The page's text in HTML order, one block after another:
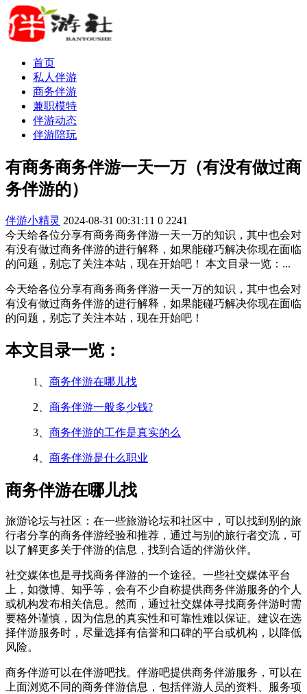
首页
私人伴游
商务伴游
兼职模特
伴游动态
伴游陪玩
有商务商务伴游一天一万（有没有做过商
务伴游的）
伴游小精灵 2024-08-31 00:31:11 0 2241
今天给各位分享有商务商务伴游一天一万的知识，其中也会对
有没有做过商务伴游的进行解释，如果能碰巧解决你现在面临
的问题，别忘了关注本站，现在开始吧！ 本文目录一览：...
今天给各位分享有商务商务伴游一天一万的知识，其中也会对
有没有做过商务伴游的进行解释，如果能碰巧解决你现在面临
的问题，别忘了关注本站，现在开始吧！
本文目录一览：
1、 商务伴游在哪儿找
2、 商务伴游一般多少钱?
3、 商务伴游的工作是真实的么
4、 商务伴游是什么职业
商务伴游在哪儿找
旅游论坛与社区：在一些旅游论坛和社区中，可以找到别的旅
行者分享的商务伴游经验和推荐，通过与别的旅行者交流，可
以了解更多关于伴游的信息，找到合适的伴游伙伴。
社交媒体也是寻找商务伴游的一个途径。一些社交媒体平台
上，如微博、知乎等，会有不少自称提供商务伴游服务的个人
或机构发布相关信息。然而，通过社交媒体寻找商务伴游时需
要格外谨慎，因为信息的真实性和可靠性难以保证。建议在选
择伴游服务时，尽量选择有信誉和口碑的平台或机构，以降低
风险。
商务伴游可以在伴游吧找。伴游吧提供商务伴游服务，可以在
上面浏览不同的商务伴游信息，包括伴游人员的资料、服务项